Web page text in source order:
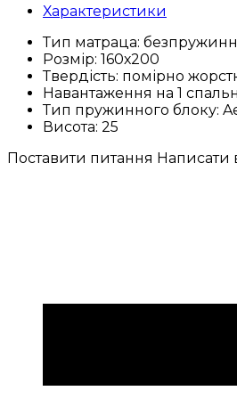
Характеристики
Тип матраца:
Розмір: 160х200
Твердість: помірно
Навантаження на 1
Тип пружинного блоку:
Висота: 25
Поставити питання Написати